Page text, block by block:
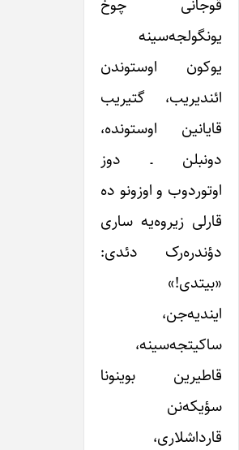
قوجانی چوخ
یونگولجه‌سینه
یوکون اوستوندن
ائندیریب، گتیریب
قایانین اوستونده،
دونبلن ـ دوز
اوتوردوب و اوزونو ده
قارلی زیروه‌یه ساری
دؤندره‌رک دئدی:
«بیتدی!»
ایندیه‌جن،
ساکیتجه‌سینه،
قاطیرین بوینونا
سؤیکه‌نن
قارداشلاری،